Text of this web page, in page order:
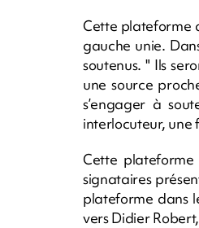
Cette plateforme
gauche unie.
soutenus. " Ils
une source
s’engager à
interlocuteur, une
Cette
signataires
plateforme dans
vers Didier